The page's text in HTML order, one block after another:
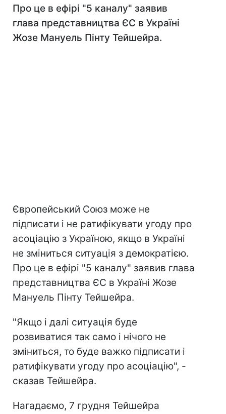
Про це в ефірі "5 каналу" заявив
глава представництва ЄС в Україні
Жозе Мануель Пінту Тейшейра.
Європейський Союз може не
підписати і не ратифікувати угоду про
асоціацію з Україною, якщо в Україні
не зміниться ситуація з демократією.
Про це в ефірі "5 каналу" заявив глава
представництва ЄС в Україні Жозе
Мануель Пінту Тейшейра.
"Якщо і далі ситуація буде
розвиватися так само і нічого не
зміниться, то буде важко підписати і
ратифікувати угоду про асоціацію", -
сказав Тейшейра.
Нагадаємо, 7 грудня Тейшейра